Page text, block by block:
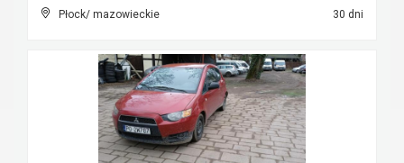
Płock/ mazowieckie 30 dni